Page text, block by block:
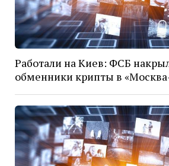
Работали на Киев: ФСБ
обменники крипты в